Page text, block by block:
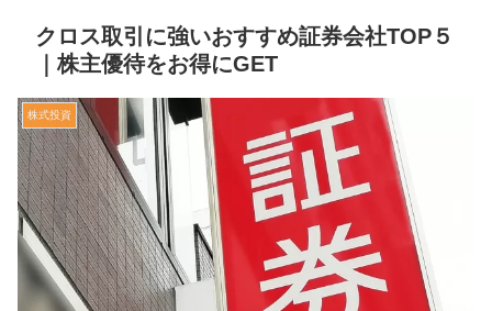
クロス取引に強いおすすめ証券会社TOP５
｜株主優待をお得にGET
株式投資